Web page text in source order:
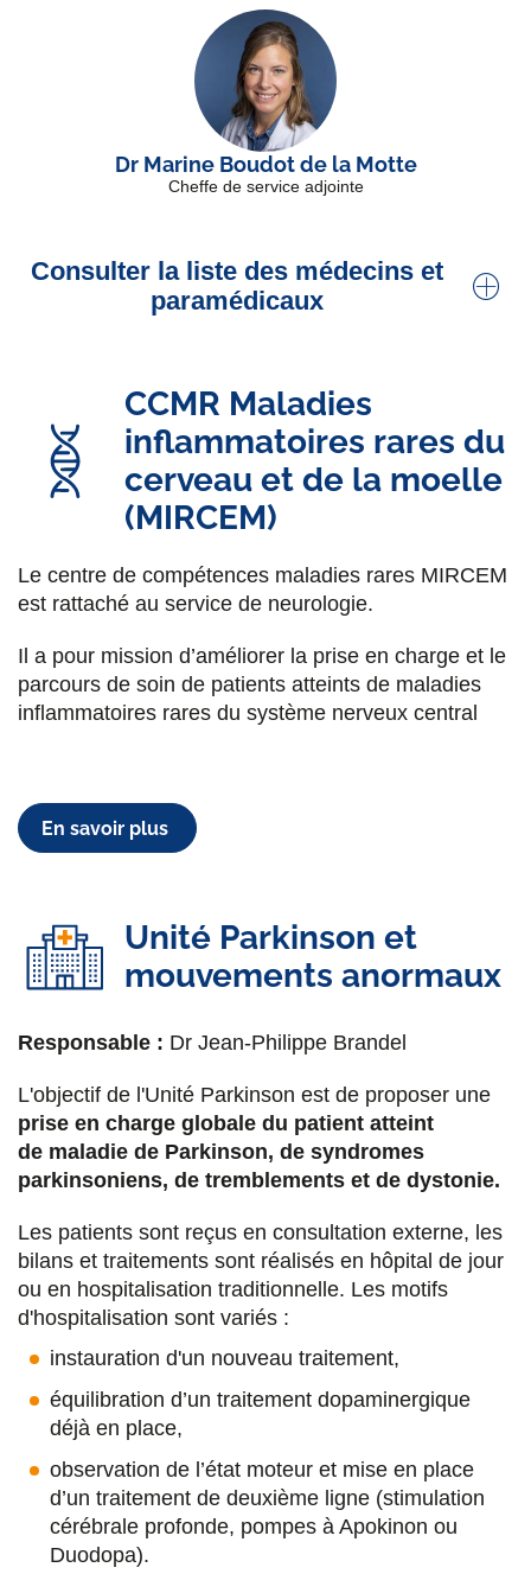
Dr Marine Boudot de la Motte
Cheffe de service adjointe
Consulter la liste des médecins et
paramédicaux
Chef de service, neurologue. Praticien
Titulaire.Sclérose En Plaques
Dr Marine Boudot de la Motte
Cheffe de service adjointe. Neurologue, praticien
Sclérose en plaques
Praticien Titulaire en Médecine Physique et de
Réadaptation
plaques
, ETP
Dr Sarah Coulette
mouvements anormaux
Dr Vincen Brochard
Neurologue, Sclérose en plaques
Neurologue, praticien titulaire.Sclérose en
plaques, NMO
Dr Antoine Gueguen
Sclérose en
plaques,électrophysiologie
Dr Edouard Januel
Neurologue,Sclérose en plaques
Méthodologie,Service de Recherche Clinique.
Epidémiologie.
CCMR Maladies
inflammatoires rares du
cerveau et de la moelle
(MIRCEM)
Le centre de compétences maladies rares MIRCEM
est rattaché au service de neurologie.
Il a pour mission d’améliorer la prise en charge et le
parcours de soin de patients atteints de maladies
inflammatoires rares du système nerveux central
En savoir plus
Unité Parkinson et
mouvements anormaux
Responsable : Dr Jean-Philippe Brandel
L'objectif de l'Unité Parkinson est de proposer une
prise en charge globale du patient atteint
de maladie de Parkinson, de syndromes
parkinsoniens, de tremblements et de dystonie.
Les patients sont reçus en consultation externe, les
bilans et traitements sont réalisés en hôpital de jour
ou en hospitalisation traditionnelle. Les motifs
d'hospitalisation sont variés :
instauration d'un nouveau traitement,
équilibration d’un traitement dopaminergique
déjà en place,
observation de l’état moteur et mise en place
d’un traitement de deuxième ligne (stimulation
cérébrale profonde, pompes à Apokinon ou
Duodopa).